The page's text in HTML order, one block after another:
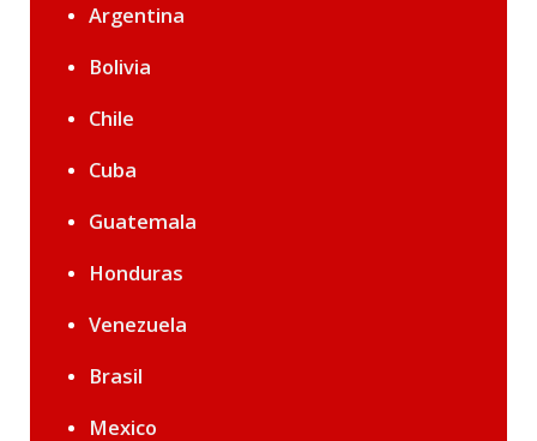
Argentina
Bolivia
Chile
Cuba
Guatemala
Honduras
Venezuela
Brasil
Mexico